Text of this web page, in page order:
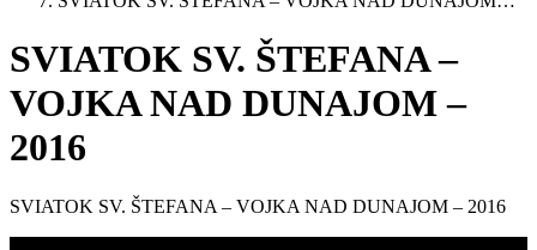
SVIATOK SV. ŠTEFANA –
VOJKA NAD DUNAJOM –
2016
SVIATOK SV. ŠTEFANA – VOJKA NAD DUNAJOM – 2016